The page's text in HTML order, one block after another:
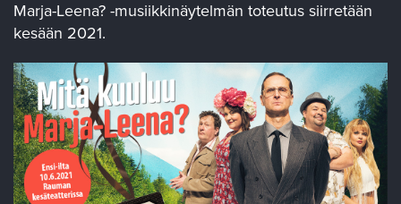
Marja-Leena? -musiikkinäytelmän toteutus siirretään
kesään 2021.